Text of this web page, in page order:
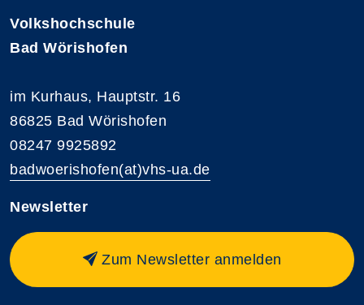
Volkshochschule
Bad Wörishofen
im Kurhaus, Hauptstr. 16
86825 Bad Wörishofen
08247 9925892
badwoerishofen(at)vhs-ua.de
Newsletter
Zum Newsletter anmelden